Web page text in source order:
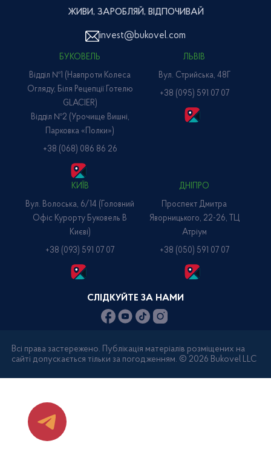
ЖИВИ, ЗАРОБЛЯЙ, ВІДПОЧИВАЙ
invest@bukovel.com
БУКОВЕЛЬ
Відділ №1 (навпроти Колеса
Огляду, Біля Рецепції Готелю
GLACIER)
Відділ №2 (Урочище Вишні,
Парковка «Полки»)
+38 (068) 086 86 26
ЛЬВІВ
Вул. Стрийська, 48Г
+38 (095) 591 07 07
КИЇВ
Вул. Волоська, 6/14 (головний
Офіс Курорту Буковель В
Києві)
+38 (093) 591 07 07
ДНІПРО
Проспект Дмитра
Яворницького, 22-26, ТЦ
Атріум
+38 (050) 591 07 07
СЛІДКУЙТЕ ЗА НАМИ
Всі права застережено. Публікація матеріалів розміщених на
сайті допускається тільки за погодженням. © 2026 Bukovel LLC